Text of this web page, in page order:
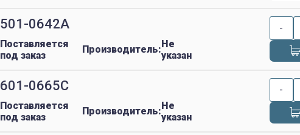
501-0642A
Поставляется
под заказ
Производитель:Не
указан
-
601-0665C
Поставляется
под заказ
Производитель:Не
указан
-